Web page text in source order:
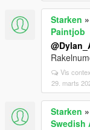
Starken »
Paintjob
Vis
29. marts
Starken »
Swedish